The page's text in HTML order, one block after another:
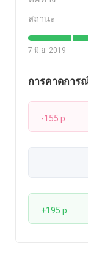
สถานะ
7 มิ.ย. 2019
การคาดการ
-155 p
+195 p